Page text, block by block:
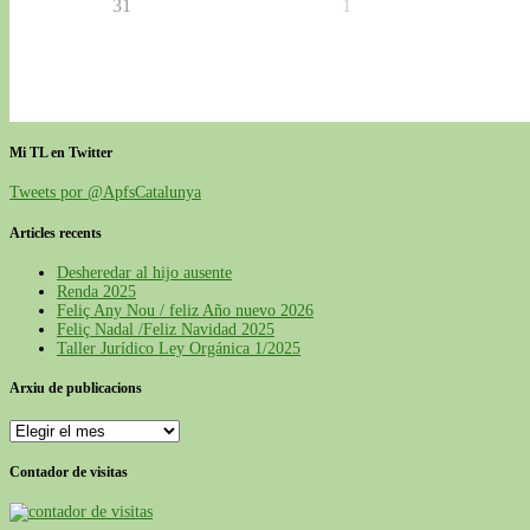
31 1
Mi TL en Twitter
Tweets por @ApfsCatalunya
Articles recents
Desheredar al hijo ausente
Renda 2025
Feliç Any Nou / feliz Año nuevo 2026
Feliç Nadal /Feliz Navidad 2025
Taller Jurídico Ley Orgánica 1/2025
Arxiu de publicacions
Arxiu
de
publicacions
Contador de visitas